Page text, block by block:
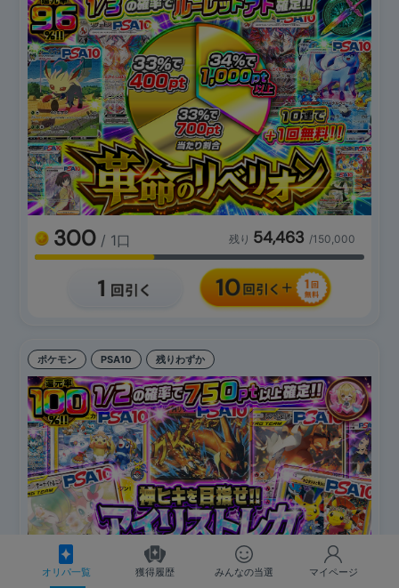
300 / 1口 残り 54,463 /150,000
ポケモン PSA10 残りわずか
オリパ一覧 獲得履歴 みんなの当選 マイページ